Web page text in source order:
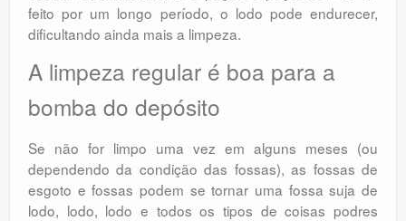
feito por um longo período, o lodo pode endurecer,
dificultando ainda mais a limpeza.
A limpeza regular é boa para a
bomba do depósito
Se não for limpo uma vez em alguns meses (ou
dependendo da condição das fossas), as fossas de
esgoto e fossas podem se tornar uma fossa suja de
lodo, lodo, lodo e todos os tipos de coisas podres